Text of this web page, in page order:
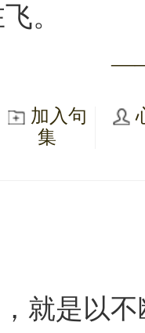
。
加入句
集
就是以